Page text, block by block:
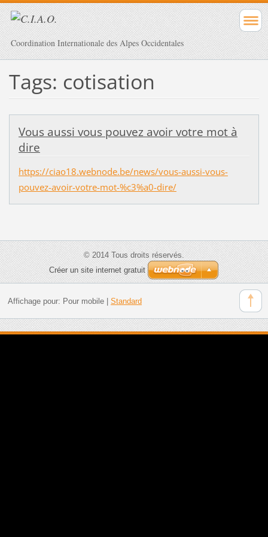
Coordination Internationale des Alpes Occidentales
Tags: cotisation
Vous aussi vous pouvez avoir votre mot à
dire
https://ciao18.webnode.be/news/vous-aussi-vous-
pouvez-avoir-votre-mot-%c3%a0-dire/
© 2014 Tous droits réservés.
Créer un site internet gratuit
Affichage pour: Pour mobile| Standard